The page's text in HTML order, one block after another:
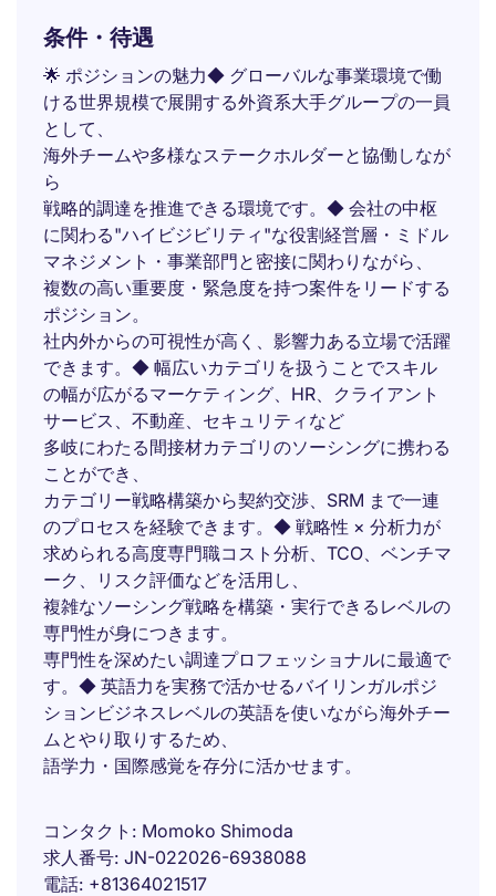
条件・待遇
🌟 ポジションの魅力◆ グローバルな事業環境で働
ける世界規模で展開する外資系大手グループの一員
として、
海外チームや多様なステークホルダーと協働しなが
ら
戦略的調達を推進できる環境です。◆ 会社の中枢
に関わる"ハイビジビリティ"な役割経営層・ミドル
マネジメント・事業部門と密接に関わりながら、
複数の高い重要度・緊急度を持つ案件をリードする
ポジション。
社内外からの可視性が高く、影響力ある立場で活躍
できます。◆ 幅広いカテゴリを扱うことでスキル
の幅が広がるマーケティング、HR、クライアント
サービス、不動産、セキュリティなど
多岐にわたる間接材カテゴリのソーシングに携わる
ことができ、
カテゴリー戦略構築から契約交渉、SRM まで一連
のプロセスを経験できます。◆ 戦略性 × 分析力が
求められる高度専門職コスト分析、TCO、ベンチマ
ーク、リスク評価などを活用し、
複雑なソーシング戦略を構築・実行できるレベルの
専門性が身につきます。
専門性を深めたい調達プロフェッショナルに最適で
す。◆ 英語力を実務で活かせるバイリンガルポジ
ションビジネスレベルの英語を使いながら海外チー
ムとやり取りするため、
語学力・国際感覚を存分に活かせます。
コンタクト
Momoko Shimoda
求人番号 JN-022026-6938088
電話 +81364021517